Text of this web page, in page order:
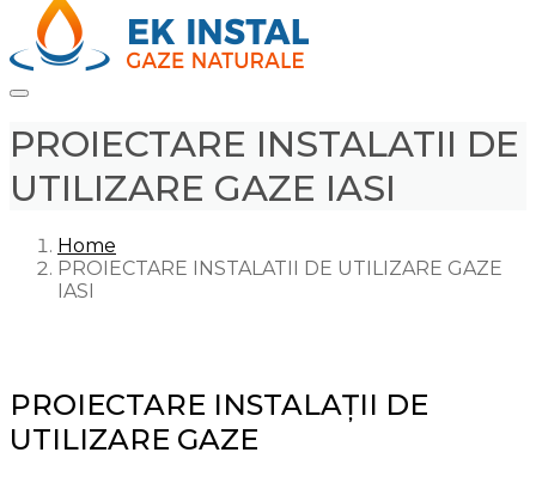
PROIECTARE INSTALATII DE
UTILIZARE GAZE IASI
Home
PROIECTARE INSTALATII DE UTILIZARE GAZE
IASI
PROIECTARE INSTALAȚII DE
UTILIZARE GAZE